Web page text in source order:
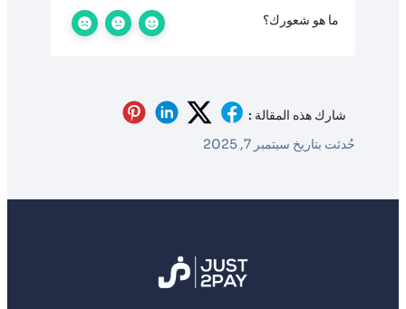
ما هو شعورك؟
شارك هذه المقالة :
حُدثت بتاريخ سبتمبر 7, 2025